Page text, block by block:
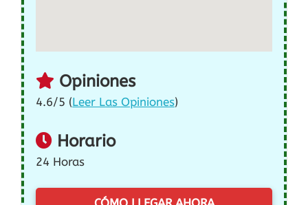
Opiniones
4.6/5 (Leer Las Opiniones)
Horario
24 Horas